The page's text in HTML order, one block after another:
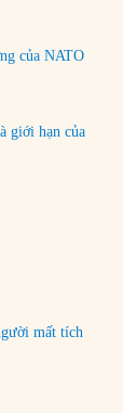
của NATO
giới hạn của
mất tích